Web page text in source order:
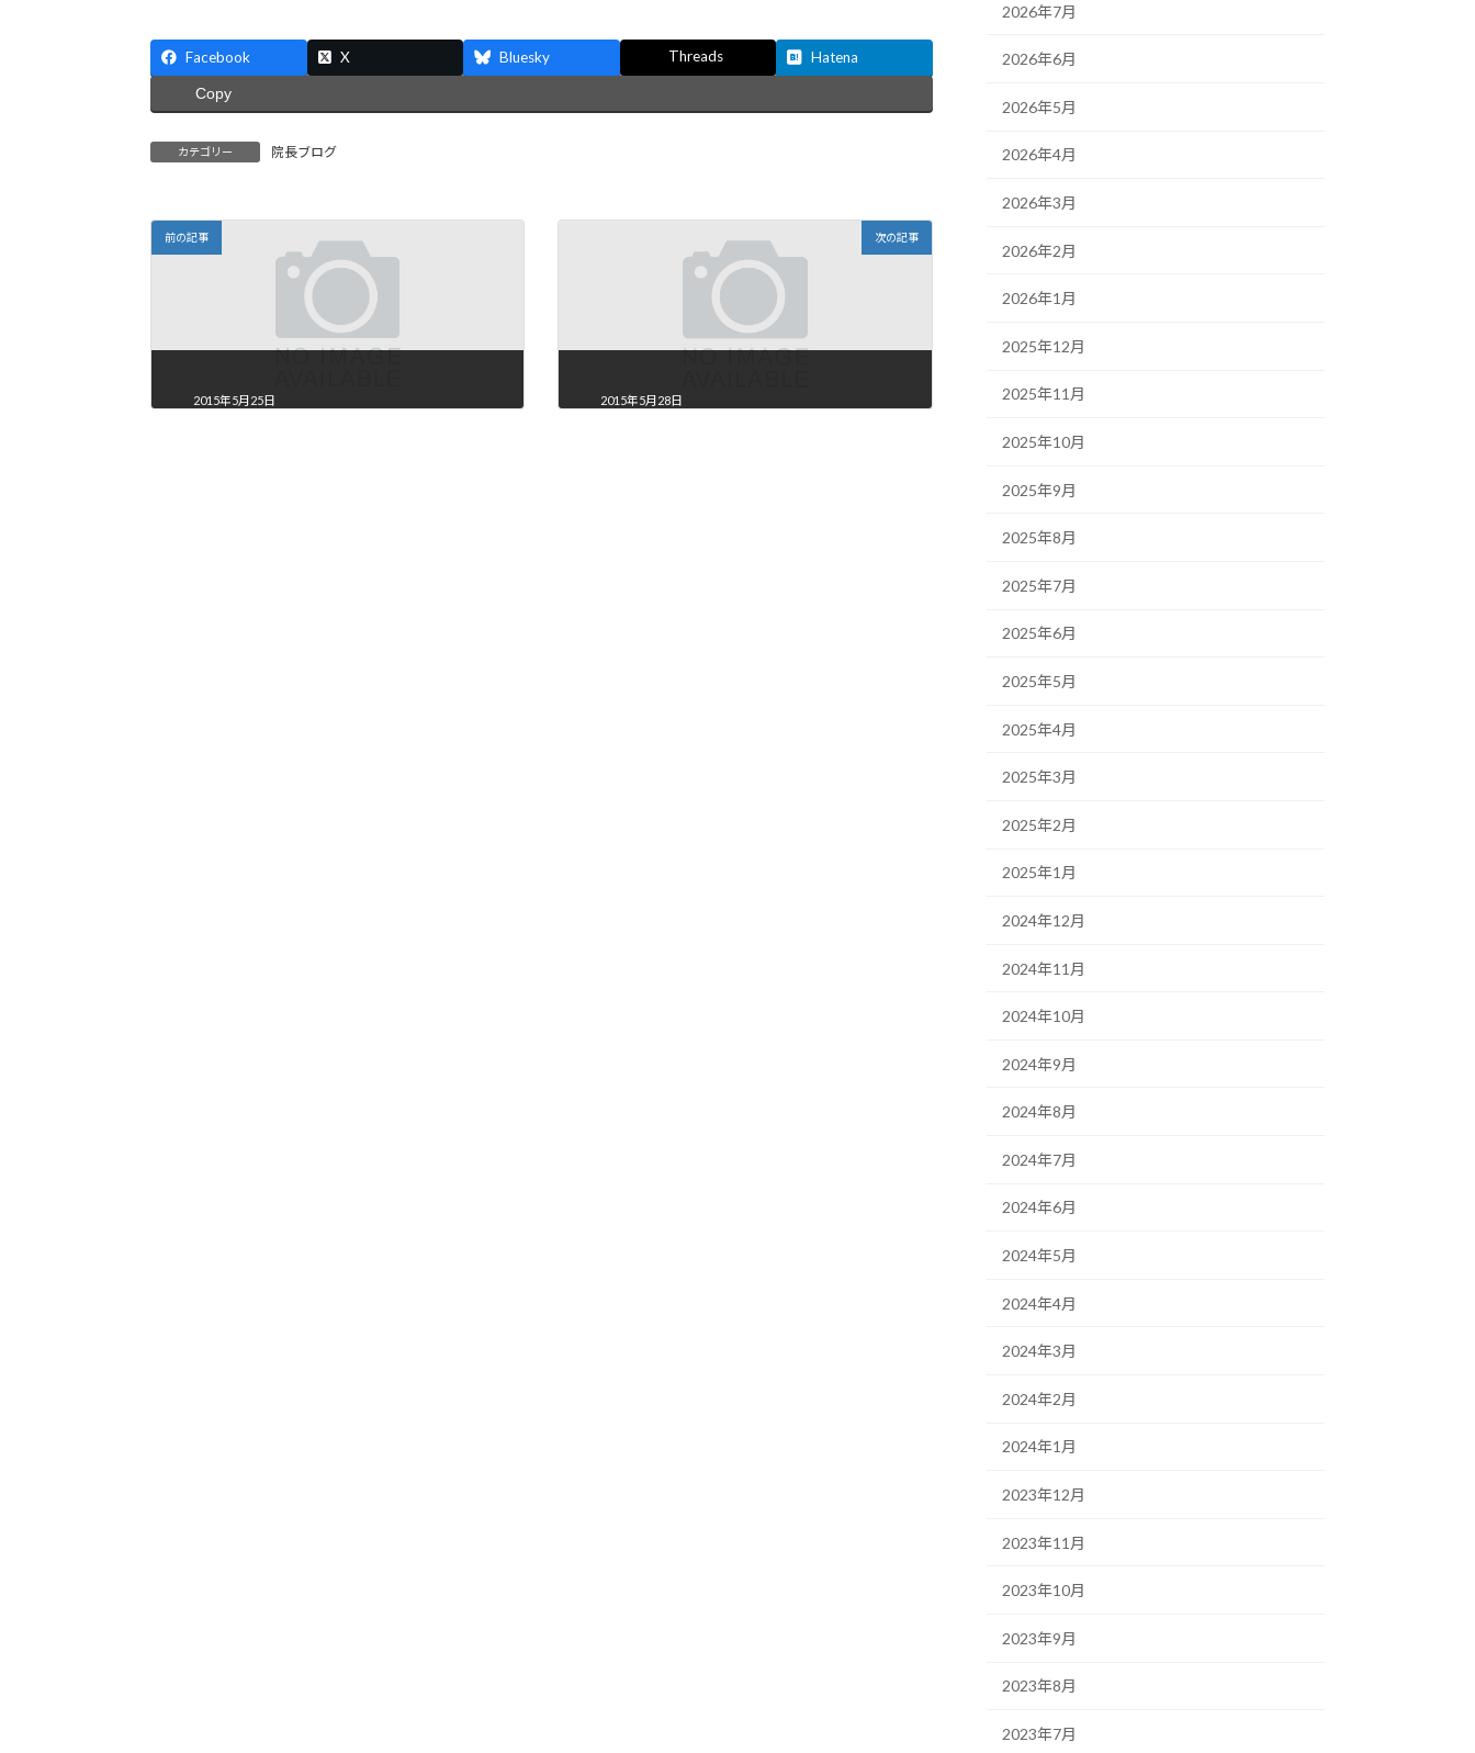
Facebook X Bluesky Threads Hatena
Copy
カテゴリー 院長ブログ
前の記事
2015年5月25日
次の記事
2015年5月28日
2026年7月
2026年6月
2026年5月
2026年4月
2026年3月
2026年2月
2026年1月
2025年12月
2025年11月
2025年10月
2025年9月
2025年8月
2025年7月
2025年6月
2025年5月
2025年4月
2025年3月
2025年2月
2025年1月
2024年12月
2024年11月
2024年10月
2024年9月
2024年8月
2024年7月
2024年6月
2024年5月
2024年4月
2024年3月
2024年2月
2024年1月
2023年12月
2023年11月
2023年10月
2023年9月
2023年8月
2023年7月